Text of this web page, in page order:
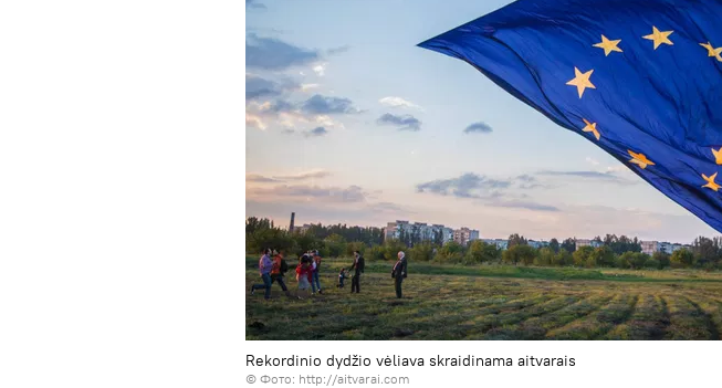
Rekordinio dydžio vėliava skraidinama aitvarais
© Фото: http://aitvarai.com